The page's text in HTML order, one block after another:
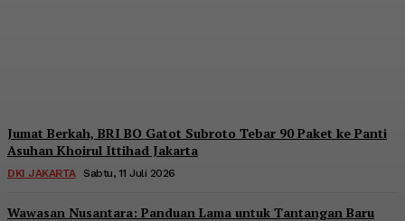
Jumat Berkah, BRI BO Gatot Subroto Tebar 90 Paket ke Panti
Asuhan Khoirul Ittihad Jakarta
DKI JAKARTA Sabtu, 11 Juli 2026
Wawasan Nusantara: Panduan Lama untuk Tantangan Baru